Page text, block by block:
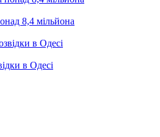
8,4 мільйона
в Одесі